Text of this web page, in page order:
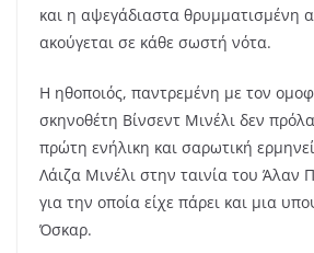
και η αψεγάδιαστα θρυμματισμένη
ακούγεται σε κάθε σωστή νότα.
Η ηθοποιός, παντρεμένη με τον
σκηνοθέτη Βίνσεντ Μινέλι δεν
πρώτη ενήλικη και σαρωτική
Λάιζα Μινέλι στην ταινία του Άλαν
για την οποία είχε πάρει και μια
Όσκαρ.